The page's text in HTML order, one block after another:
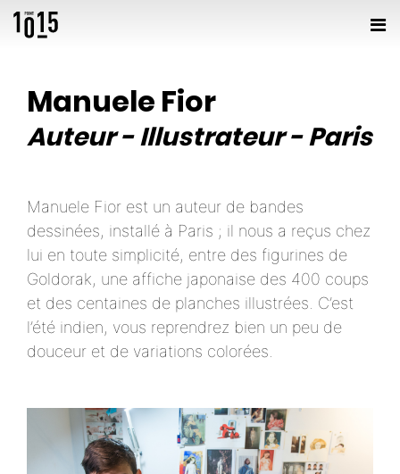
Manuele Fior
Auteur-Illustrateur-Paris
Manuele Fior est un auteur de bandes
dessinées, installé à Paris ; il nous a reçus chez
lui en toute simplicité, entre des figurines de
Goldorak, une affiche japonaise des 400 coups
et des centaines de planches illustrées. C’est
l’été indien, vous reprendrez bien un peu de
douceur et de variations colorées.